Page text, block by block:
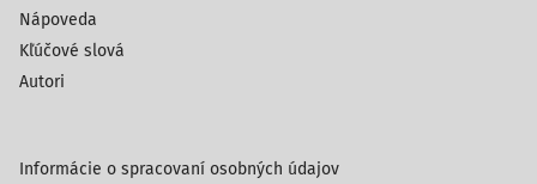
Nápoveda
Kľúčové slová
Autori
Informácie o spracovaní osobných údajov